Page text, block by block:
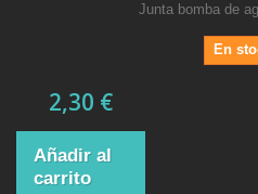
Junta bomba de
En
2,30 €
Añadir al
carrito